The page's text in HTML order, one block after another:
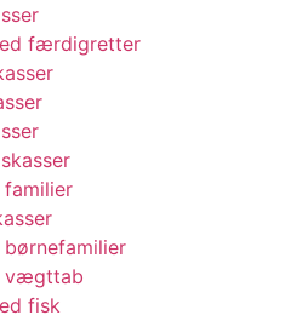
færdigretter
familier
vægttab
fisk